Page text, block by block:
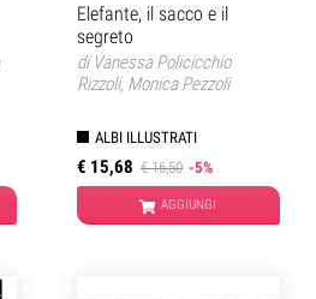
Elefante, il sacco e il
segreto
di Vanessa Policicchio
Rizzoli, Monica Pezzoli
ALBI ILLUSTRATI
€ 15,68 € 16,50 -5%
AGGIUNGI